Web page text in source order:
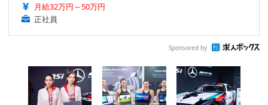
月給32万円～50万円
正社員
Sponsored by